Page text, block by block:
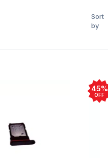
Sort
by
45%
OFF